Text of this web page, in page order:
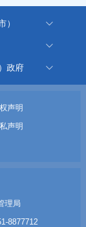
）
政府
声明
声明
理局
8877712